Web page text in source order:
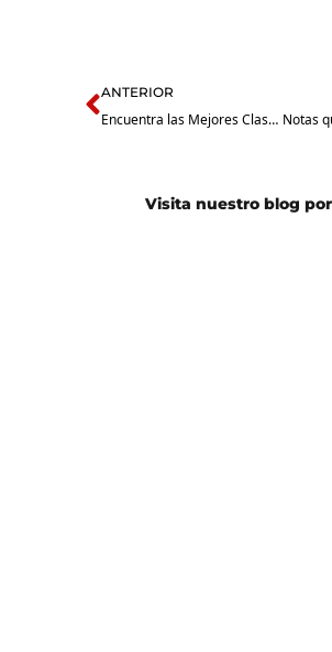
ANTERIOR
Encuentra las Mejores Clases de Teclado en Naucalpan
Visita nuestro blog